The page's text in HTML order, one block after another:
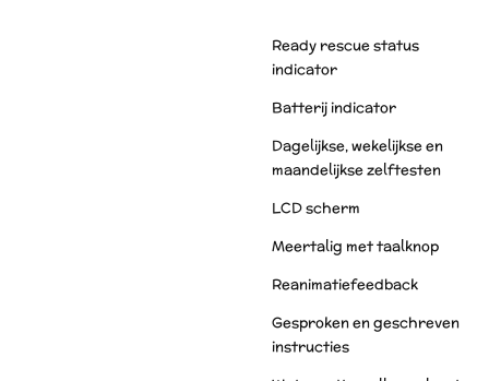
Ready rescue status
indicator
Batterij indicator
Dagelijkse, wekelijkse en
maandelijkse zelftesten
LCD scherm
Meertalig met taalknop
Reanimatiefeedback
Gesproken en geschreven
instructies